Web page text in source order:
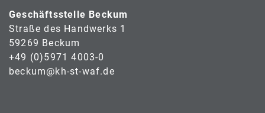
Geschäftsstelle Beckum
Straße des Handwerks 1
59269 Beckum
+49 (0)5971 4003-0
beckum@kh-st-waf.de